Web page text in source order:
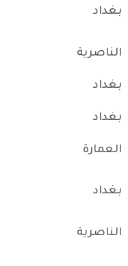
بغداد
الناصرية
بغداد
بغداد
العمارة
بغداد
الناصرية